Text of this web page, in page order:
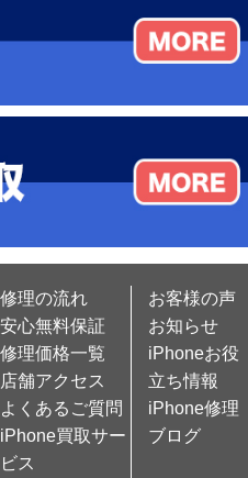
修理の流れ
安心無料保証
修理価格一覧
店舗アクセス
よくあるご質問
iPhone買取サー
ビス
お客様の声
お知らせ
iPhoneお役
立ち情報
iPhone修理
ブログ